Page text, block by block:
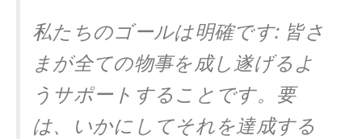
私たちのゴールは明確です: 皆さ
まが全ての物事を成し遂げるよ
うサポートすることです。要
は、いかにしてそれを達成する